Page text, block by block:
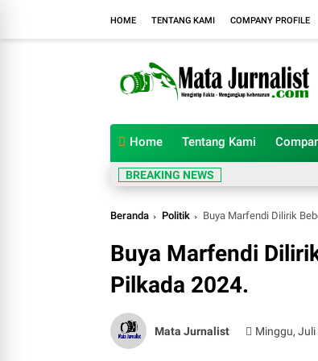
HOME TENTANG KAMI COMPANY PROFILE
Home Tentang Kami
BREAKING NEWS
Beranda Politik Buya Marfendi Dilirik
Buya Marfendi
Pilkada 2024.
Mata Jurnalist Minggu,